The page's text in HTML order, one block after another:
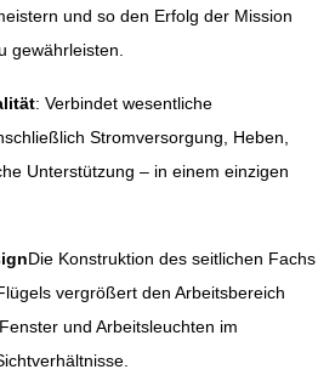
und so den Erfolg der Mission
gewährleisten.
: Verbindet wesentliche
Stromversorgung, Heben,
Unterstützung – in einem einzigen
Die Konstruktion des seitlichen Fachs
vergrößert den Arbeitsbereich
und Arbeitsleuchten im